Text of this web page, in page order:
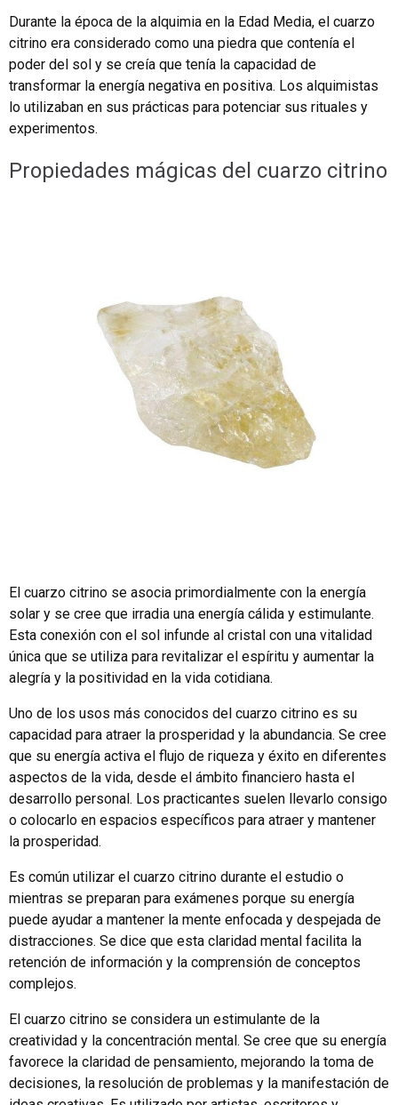
Durante la época de la alquimia en la Edad Media, el cuarzo
citrino era considerado como una piedra que contenía el
poder del sol y se creía que tenía la capacidad de
transformar la energía negativa en positiva. Los alquimistas
lo utilizaban en sus prácticas para potenciar sus rituales y
experimentos.
Propiedades mágicas del cuarzo citrino
El cuarzo citrino se asocia primordialmente con la energía
solar y se cree que irradia una energía cálida y estimulante.
Esta conexión con el sol infunde al cristal con una vitalidad
única que se utiliza para revitalizar el espíritu y aumentar la
alegría y la positividad en la vida cotidiana.
Uno de los usos más conocidos del cuarzo citrino es su
capacidad para atraer la prosperidad y la abundancia. Se cree
que su energía activa el flujo de riqueza y éxito en diferentes
aspectos de la vida, desde el ámbito financiero hasta el
desarrollo personal. Los practicantes suelen llevarlo consigo
o colocarlo en espacios específicos para atraer y mantener
la prosperidad.
Es común utilizar el cuarzo citrino durante el estudio o
mientras se preparan para exámenes porque su energía
puede ayudar a mantener la mente enfocada y despejada de
distracciones. Se dice que esta claridad mental facilita la
retención de información y la comprensión de conceptos
complejos.
El cuarzo citrino se considera un estimulante de la
creatividad y la concentración mental. Se cree que su energía
favorece la claridad de pensamiento, mejorando la toma de
decisiones, la resolución de problemas y la manifestación de